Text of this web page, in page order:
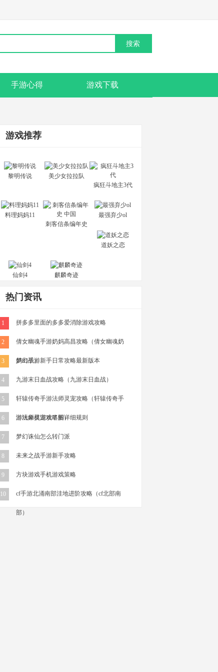
手游心得 游戏下载
游戏推荐
黎明传说
美少女拉拉队
疯狂斗地主3代
料理妈妈11
刺客信条编年史
最强弃少ol
道妖之恋
仙剑4 麒麟奇迹
热门资讯
1 拼多多里面的多多爱消除游戏攻略
2 倩女幽魂手游奶妈高昌攻略（倩女幽魂奶
妈出战）
3 梦幻手游新手日常攻略最新版本
4 九游末日血战攻略（九游末日血战）
5 轩辕传奇手游法师灵宠攻略（轩辕传奇手
游法师灵宠攻略图）
6 游玩象棋游戏了解详细规则
7 梦幻诛仙怎么转门派
8 未来之战手游新手攻略
9 方块游戏手机游戏策略
10 cf手游北涌南部洼地进阶攻略（cf北部南
部）